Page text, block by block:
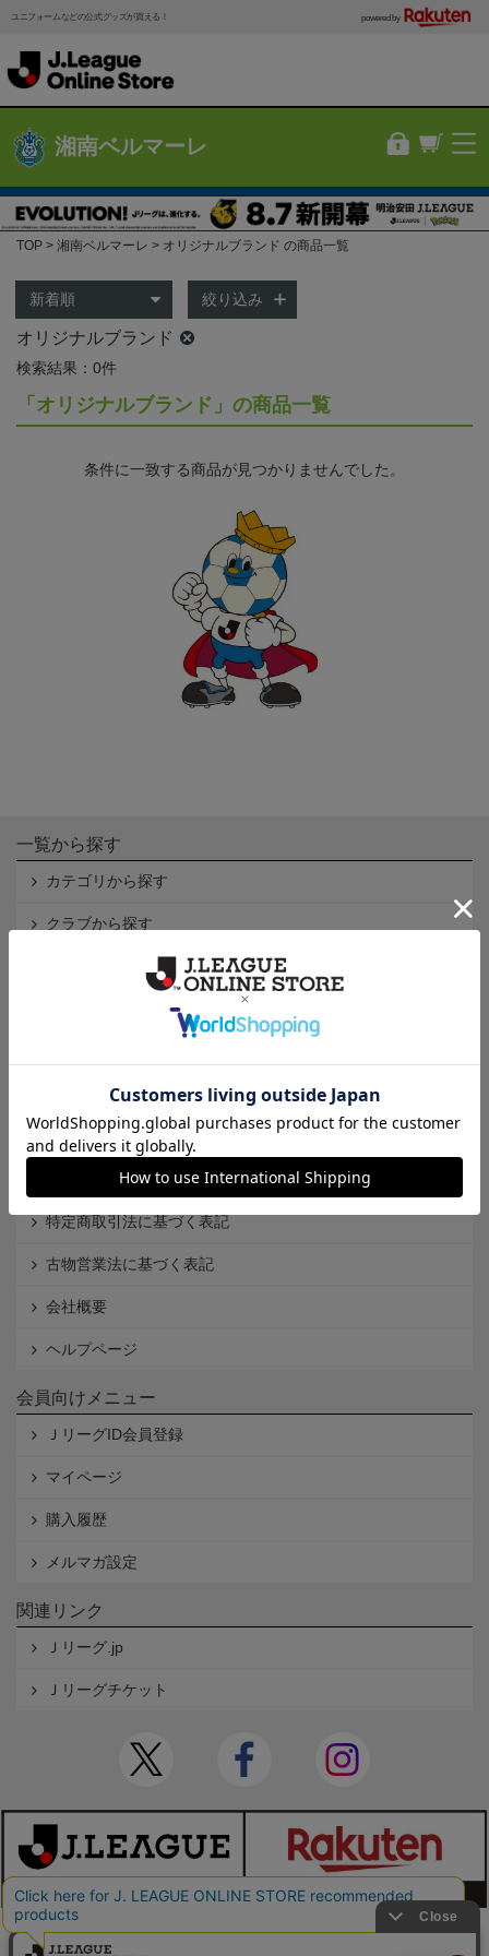
ユニフォームなどの公式グッズが買える！ powered by
湘南ベルマーレ
TOP 湘南ベルマーレ オリジナルブランド の商品一覧
絞り込み
オリジナルブランド
検索結果：0件
「オリジナルブランド」の商品一覧
条件に一致する商品が見つかりませんでした。
一覧から探す
カテゴリから探す
クラブから探す
Ｊ2
インフォメーション
個人情報保護方針
Cookieポリシー
特定商取引法に基づく表記
古物営業法に基づく表記
会社概要
ヘルプページ
会員向けメニュー
ＪリーグID会員登録
マイページ
購入履歴
メルマガ設定
関連リンク
Ｊリーグ.jp
Ｊリーグチケット